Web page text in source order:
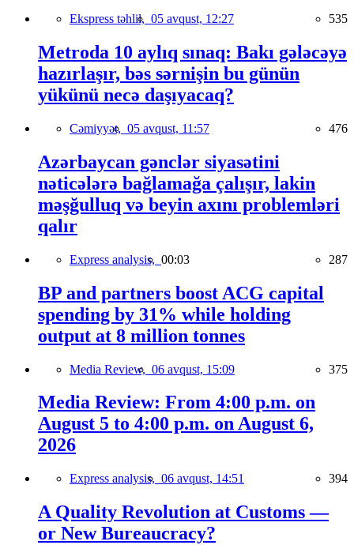
Ekspress təhlil, 05 avqust, 12:27 535
Metroda 10 aylıq sınaq: Bakı gələcəyə
hazırlaşır, bəs sərnişin bu günün
yükünü necə daşıyacaq?
Cəmiyyət, 05 avqust, 11:57 476
Azərbaycan gənclər siyasətini
nəticələrə bağlamağa çalışır, lakin
məşğulluq və beyin axını problemləri
qalır
Express analysis, 00:03 287
BP and partners boost ACG capital
spending by 31% while holding
output at 8 million tonnes
Media Review, 06 avqust, 15:09 375
Media Review: From 4:00 p.m. on
August 5 to 4:00 p.m. on August 6,
2026
Express analysis, 06 avqust, 14:51 394
A Quality Revolution at Customs —
or New Bureaucracy?